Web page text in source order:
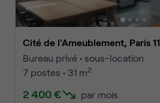
Cité de l'Ameublement, Paris 11
Bureau privé • sous-location
7 postes • 31 m2
2 400 € par mois